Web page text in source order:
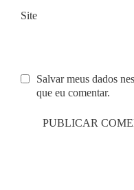
Site
Salvar meus dados
que eu comentar.